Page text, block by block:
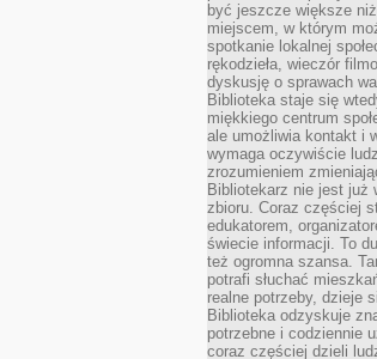
być jeszcze większe
miejscem, w którym
spotkanie lokalnej
rękodzieła, wieczór
dyskusję o sprawach
Biblioteka staje się
miękkiego centrum
ale umożliwia kontakt i
wymaga oczywiście
zrozumieniem
Bibliotekarz nie jest już
zbioru. Coraz częściej
edukatorem,
świecie informacji. To
też ogromna szansa.
potrafi słuchać
realne potrzeby, dzieje
Biblioteka odzyskuje
potrzebne i codziennie
coraz częściej dzieli